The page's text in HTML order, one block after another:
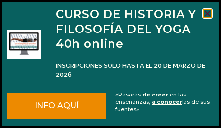
Reseña del libro «Viaje transcendental» de
Swami Jñanananda Giri
CURSO DE HISTORIA Y
FILOSOFÍA DEL YOGA
40h online
INSCRIPCIONES SOLO HASTA EL 20 DE MARZO DE
2026
INFO AQUÍ
«Pasarás de creer en las
enseñanzas, a conocerlas de sus
fuentes»